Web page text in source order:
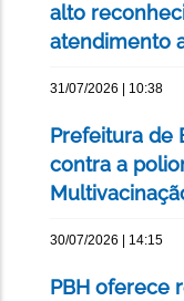
alto
atendimento
31/07/2026 | 10:38
Prefeitura de
contra a
30/07/2026 | 14:15
PBH oferece